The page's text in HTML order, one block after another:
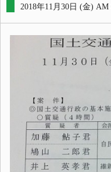
2018年11月30日 (金) AM